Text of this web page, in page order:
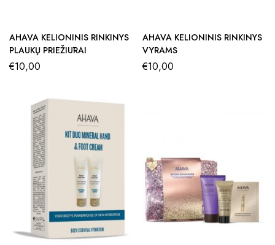
AHAVA KELIONINIS RINKINYS
PLAUKŲ PRIEŽIŪRAI
€10,00
AHAVA KELIONINIS RINKINYS
VYRAMS
€10,00